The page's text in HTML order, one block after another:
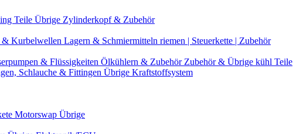
Teile Übrige Zylinderkopf & Zubehör
& Kurbelwellen Lagern & Schmiermitteln riemen | Steuerkette | Zubehör
& Flüssigkeiten Ölkühlern & Zubehör Zubehör & Übrige kühl Teile
Schlauche & Fittingen Übrige Kraftstoffsystem
Motorswap Übrige